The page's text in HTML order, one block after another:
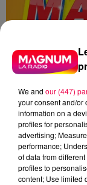
We and our (447)
your consent and/or
information on a
profiles for
advertising;
performance;
of data from
profiles to
content; Use limited